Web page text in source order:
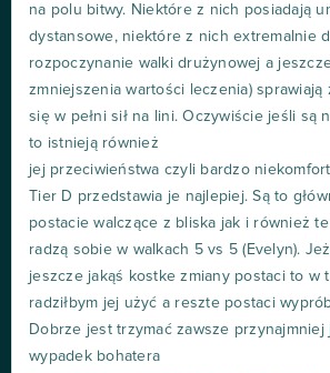
na polu bitwy. Niektóre z nich posiadają
dystansowe, niektóre z nich extremalnie
rozpoczynanie walki drużynowej a
zmniejszenia wartości leczenia) sprawiają
się w pełni sił na lini. Oczywiście jeśli są
to istnieją również
jej przeciwieństwa czyli bardzo
Tier D przedstawia je najlepiej. Są to
postacie walczące z bliska jak i również
radzą sobie w walkach 5 vs 5 (Evelyn).
jeszcze jakąś kostke zmiany postaci to w
radziłbym jej użyć a reszte postaci
Dobrze jest trzymać zawsze
wypadek bohatera